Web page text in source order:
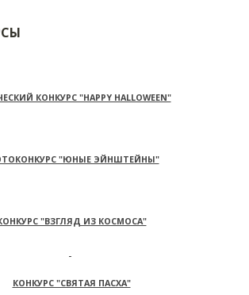
КОНКУРС "HAPPY HALLOWEEN"
"ЮНЫЕ ЭЙНШТЕЙНЫ"
"ВЗГЛЯД ИЗ КОСМОСА"
КОНКУРС "СВЯТАЯ ПАСХА"